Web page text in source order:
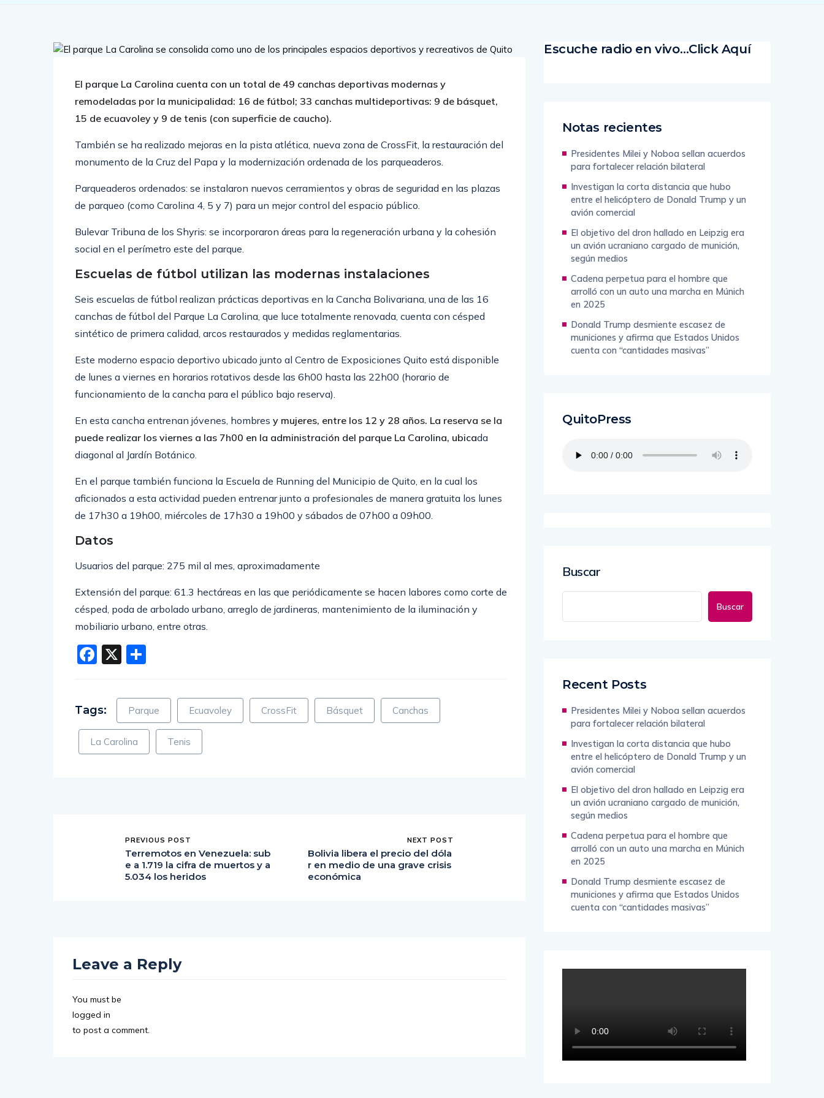
El parque La Carolina cuenta con un total de 49 canchas deportivas modernas y
remodeladas por la municipalidad: 16 de fútbol; 33 canchas multideportivas: 9 de básquet,
15 de ecuavoley y 9 de tenis (con superficie de caucho).
También se ha realizado mejoras en la pista atlética, nueva zona de CrossFit, la restauración del
monumento de la Cruz del Papa y la modernización ordenada de los parqueaderos.
Parqueaderos ordenados: se instalaron nuevos cerramientos y obras de seguridad en las plazas
de parqueo (como Carolina 4, 5 y 7) para un mejor control del espacio público.
Bulevar Tribuna de los Shyris: se incorporaron áreas para la regeneración urbana y la cohesión
social en el perímetro este del parque.
Escuelas de fútbol utilizan las modernas instalaciones
Seis escuelas de fútbol realizan prácticas deportivas en la Cancha Bolivariana, una de las 16
canchas de fútbol del Parque La Carolina, que luce totalmente renovada, cuenta con césped
sintético de primera calidad, arcos restaurados y medidas reglamentarias.
Este moderno espacio deportivo ubicado junto al Centro de Exposiciones Quito está disponible
de lunes a viernes en horarios rotativos desde las 6h00 hasta las 22h00 (horario de
funcionamiento de la cancha para el público bajo reserva).
En esta cancha entrenan jóvenes, hombres y mujeres, entre los 12 y 28 años. La reserva se la
puede realizar los viernes a las 7h00 en la administración del parque La Carolina, ubicada
diagonal al Jardín Botánico.
En el parque también funciona la Escuela de Running del Municipio de Quito, en la cual los
aficionados a esta actividad pueden entrenar junto a profesionales de manera gratuita los lunes
de 17h30 a 19h00, miércoles de 17h30 a 19h00 y sábados de 07h00 a 09h00.
Datos
Usuarios del parque: 275 mil al mes, aproximadamente
Extensión del parque: 61.3 hectáreas en las que periódicamente se hacen labores como corte de
césped, poda de arbolado urbano, arreglo de jardineras, mantenimiento de la iluminación y
mobiliario urbano, entre otras.
Facebook
X
Tags: Parque Ecuavoley CrossFit Básquet Canchas
La Carolina Tenis
PREVIOUS POST
Terremotos en Venezuela: sub
e a 1.719 la cifra de muertos y a
5.034 los heridos
NEXT POST
Bolivia libera el precio del dóla
r en medio de una grave crisis
económica
Leave a Reply
You must be
logged in
to post a comment.
Escuche radio en vivo…Click Aquí
Notas recientes
Presidentes Milei y Noboa sellan acuerdos
para fortalecer relación bilateral
Investigan la corta distancia que hubo
entre el helicóptero de Donald Trump y un
avión comercial
El objetivo del dron hallado en Leipzig era
un avión ucraniano cargado de munición,
según medios
Cadena perpetua para el hombre que
arrolló con un auto una marcha en Múnich
en 2025
Donald Trump desmiente escasez de
municiones y afirma que Estados Unidos
cuenta con “cantidades masivas”
QuitoPress
Buscar
Buscar
Recent Posts
Presidentes Milei y Noboa sellan acuerdos
para fortalecer relación bilateral
Investigan la corta distancia que hubo
entre el helicóptero de Donald Trump y un
avión comercial
El objetivo del dron hallado en Leipzig era
un avión ucraniano cargado de munición,
según medios
Cadena perpetua para el hombre que
arrolló con un auto una marcha en Múnich
en 2025
Donald Trump desmiente escasez de
municiones y afirma que Estados Unidos
cuenta con “cantidades masivas”